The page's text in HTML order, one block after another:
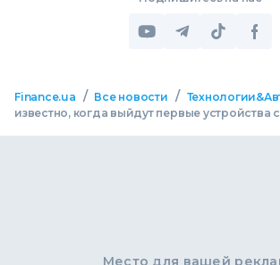
Finance.ua / Все новости /
известно, когда выйдут первые устройства
Место для вашей